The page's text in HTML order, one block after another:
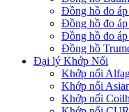
Đồng hồ đo
Đồng hồ đo áp
Đồng hồ đo
Đồng hồ
Đại lý Khớp Nối
Khớp nối
Khớp nối
Khớp nối